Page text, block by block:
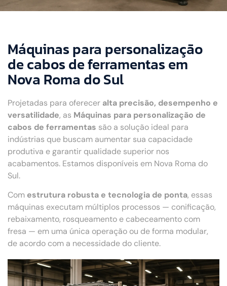
Máquinas para personalização
de cabos de ferramentas em
Nova Roma do Sul
Projetadas para oferecer alta precisão, desempenho e
versatilidade, as Máquinas para personalização de
cabos de ferramentas são a solução ideal para
indústrias que buscam aumentar sua capacidade
produtiva e garantir qualidade superior nos
acabamentos. Estamos disponíveis em Nova Roma do
Sul.
Com estrutura robusta e tecnologia de ponta, essas
máquinas executam múltiplos processos — conificação,
rebaixamento, rosqueamento e cabeceamento com
fresa — em uma única operação ou de forma modular,
de acordo com a necessidade do cliente.